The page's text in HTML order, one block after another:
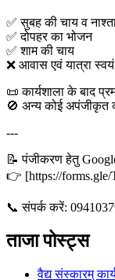
✅ सुबह की चाय व
✅ दोपहर का भोजन
✅ शाम की चाय
❌ आवास एवं यात्रा स्वयं
📜 कार्यशाला के बाद
🚫 अन्य कोई अपंजीकृत
---
📝 पंजीकरण हेतु
👉 [https://
📞 संपर्क करें:
ताजा पोस्ट्स
वैद्य संस्कारम्